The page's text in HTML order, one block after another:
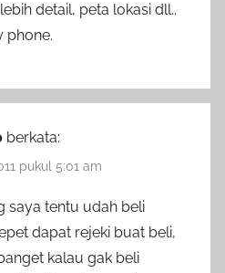
detail, peta lokasi dll..
phone.
berkata:
pukul 5:01 am
saya tentu udah beli
dapat rejeki buat beli,
kalau gak beli